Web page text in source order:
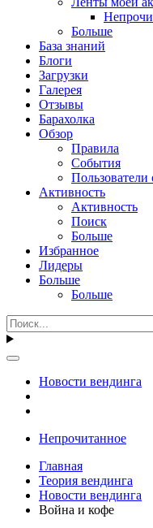
Больше
База знаний
Блоги
Загрузки
Галерея
Отзывы
Барахолка
Обзор
Правила
События
Пользователи
Активность
Активность
Поиск
Больше
Избранное
Лидеры
Больше
Больше
Новости вендинга
Непрочитанное
Главная
Теория вендинга
Новости вендинга
Война и кофе